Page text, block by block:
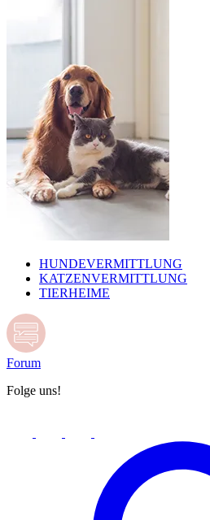
HUNDEVERMITTLUNG
KATZENVERMITTLUNG
TIERHEIME
Forum
Folge uns!